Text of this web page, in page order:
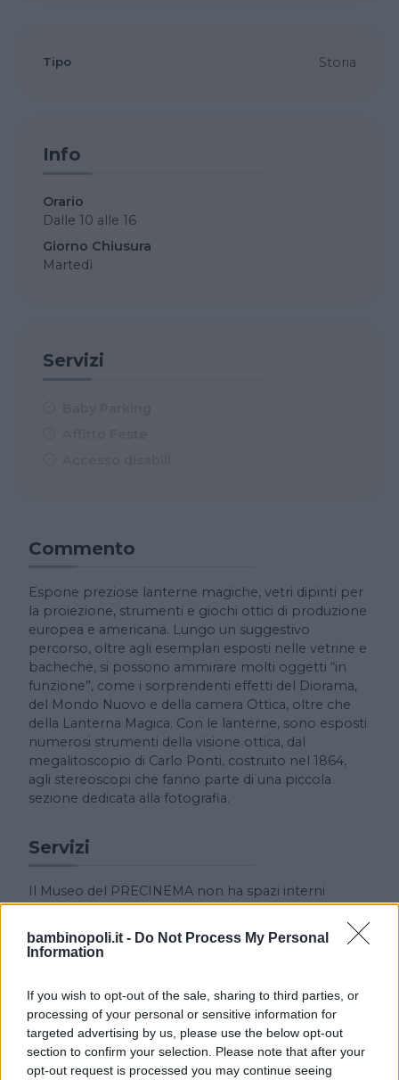
bambinopoli.it - Do Not Process My Personal
Information
If you wish to opt-out of the sale, sharing to third parties, or
processing of your personal or sensitive information for
targeted advertising by us, please use the below opt-out
section to confirm your selection. Please note that after your
opt-out request is processed you may continue seeing
Tipo Storia
Info
Orario
Dalle 10 alle 16
Giorno Chiusura
Martedì
Servizi
Commento
Espone preziose lanterne magiche, vetri dipinti per
la proiezione, strumenti e giochi ottici di produzione
europea e americana. Lungo un suggestivo
percorso, oltre agli esemplari esposti nelle vetrine e
bacheche, si possono ammirare molti oggetti “in
funzione”, come i sorprendenti effetti del Diorama,
del Mondo Nuovo e della camera Ottica, oltre che
della Lanterna Magica. Con le lanterne, sono esposti
numerosi strumenti della visione ottica, dal
megalitoscopio di Carlo Ponti, costruito nel 1864,
agli stereoscopi che fanno parte di una piccola
sezione dedicata alla fotografia.
Servizi
Il Museo del PRECINEMA non ha spazi interni
sufficienti per la realizzazione di laboratori didattici, è
stata quindi realizzata una pubblicazione il
“Quaderno per la didattica del linguaggio visivo”, che